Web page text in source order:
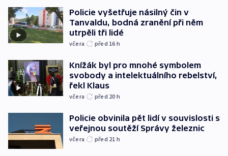
Policie vyšetřuje násilný čin v
Tanvaldu, bodná zranění při něm
utrpěli tři lidé
včera před 16 h
Knížák byl pro mnohé symbolem
svobody a intelektuálního rebelství,
řekl Klaus
včera před 20 h
Policie obvinila pět lidí v souvislosti s
veřejnou soutěží Správy železnic
včera před 21 h